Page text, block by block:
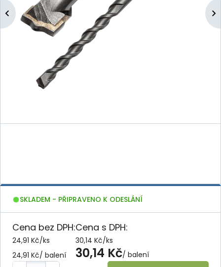
SKLADEM - PŘIPRAVENO K ODESLÁNÍ
Cena bez DPH:
24,91 Kč/ks
24,91 Kč/ balení
Cena s DPH:
30,14 Kč/ks
30,14 Kč/ balení